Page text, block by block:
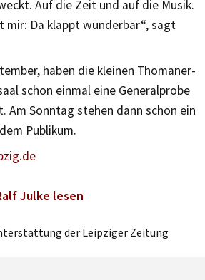
Auf die Zeit und auf die Musik.
mir: Da klappt wunderbar“, sagt
haben die kleinen Thomaner-
schon einmal eine Generalprobe
Am Sonntag stehen dann schon ein
Publikum.
Julke lesen
der Leipziger Zeitung